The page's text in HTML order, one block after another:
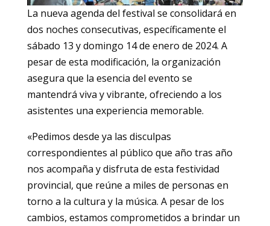
La nueva agenda del festival se consolidará en
dos noches consecutivas, específicamente el
sábado 13 y domingo 14 de enero de 2024. A
pesar de esta modificación, la organización
asegura que la esencia del evento se
mantendrá viva y vibrante, ofreciendo a los
asistentes una experiencia memorable.
«Pedimos desde ya las disculpas
correspondientes al público que año tras año
nos acompaña y disfruta de esta festividad
provincial, que reúne a miles de personas en
torno a la cultura y la música. A pesar de los
cambios, estamos comprometidos a brindar un